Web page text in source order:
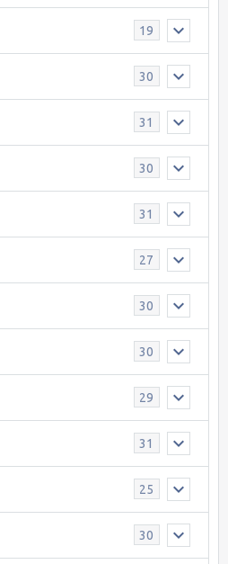
19
30
31
30
31
27
30
30
29
31
25
30